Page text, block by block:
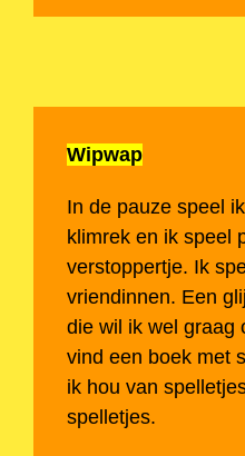
Wipwap
In de pauze speel
klimrek en ik speel
verstoppertje. Ik
vriendinnen. Een
die wil ik wel graag
vind een boek met
ik hou van
spelletjes.